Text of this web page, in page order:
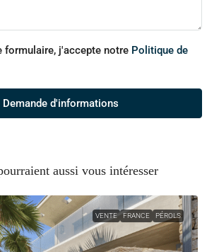
formulaire, j'accepte notre Politique de
Demande d'informations
aussi vous intéresser
VENTE FRANCE PÉROLS